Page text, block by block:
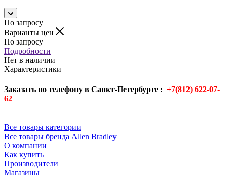
По запросу
Варианты цен
По запросу
Подробности
Нет в наличии
Характеристики
Заказать по телефону в Санкт-Петербурге : +7(812) 622-07-
62
Все товары категории
Все товары бренда Allen Bradley
О компании
Как купить
Производители
Магазины